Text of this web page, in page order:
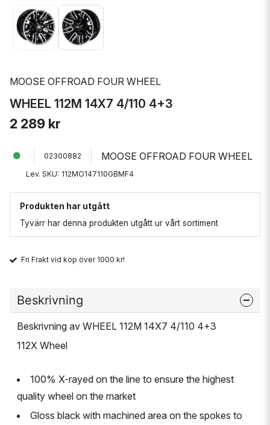
MOOSE OFFROAD FOUR WHEEL
WHEEL 112M 14X7 4/110 4+3
2 289 kr
02300882 MOOSE OFFROAD FOUR WHEEL
Lev. SKU: 112MO147110GBMF4
Produkten har utgått
Tyvärr har denna produkten utgått ur vårt sortiment
Fri Frakt vid köp över 1000 kr!
Beskrivning
Beskrivning av WHEEL 112M 14X7 4/110 4+3
112X Wheel
100% X-rayed on the line to ensure the highest
quality wheel on the market
Gloss black with machined area on the spokes to